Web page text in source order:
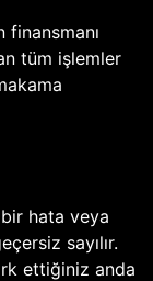
tüm işlemler
hata veya
sayılır.
ettiğiniz anda